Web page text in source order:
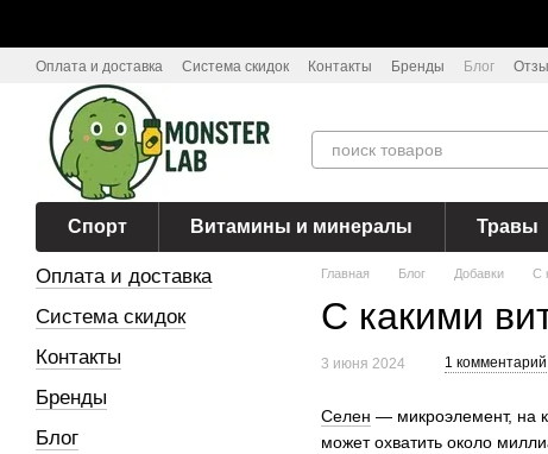
Оплата и доставка Система скидок Контакты Бренды Блог
Спорт Витамины и минералы Травы
Главная Блог Добавки С
С какими
3 июня 2024 1 комментарий
Селен — микроэлемент, на
может охватить около
Оплата и доставка
Система скидок
Контакты
Бренды
Блог